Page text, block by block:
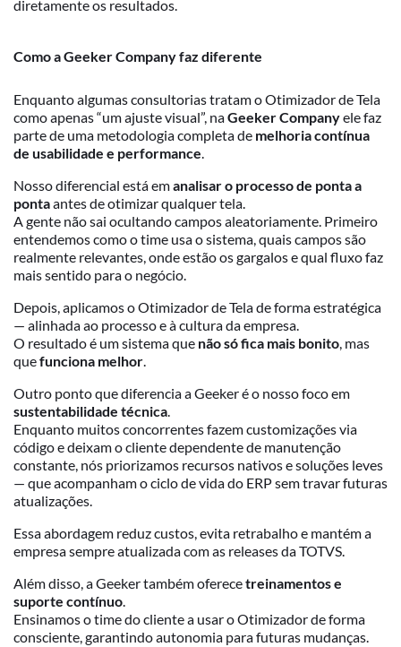
diretamente os resultados.
Como a Geeker Company faz diferente
Enquanto algumas consultorias tratam o Otimizador de Tela
como apenas “um ajuste visual”, naGeeker Companyele faz
parte de uma metodologia completa de melhoria contínua
de usabilidade e performance.
Nosso diferencial está emanalisar o processo de ponta a
pontaantes de otimizar qualquer tela.
A gente não sai ocultando campos aleatoriamente. Primeiro
entendemos como o time usa o sistema, quais campos são
realmente relevantes, onde estão os gargalos e qual fluxo faz
mais sentido para o negócio.
Depois, aplicamos o Otimizador de Tela de forma estratégica
— alinhada ao processo e à cultura da empresa.
O resultado é um sistema que não só fica mais bonito, mas
quefunciona melhor.
Outro ponto que diferencia a Geeker é o nosso foco em
sustentabilidade técnica.
Enquanto muitos concorrentes fazem customizações via
código e deixam o cliente dependente de manutenção
constante, nós priorizamos recursos nativos e soluções leves
— que acompanham o ciclo de vida do ERP sem travar futuras
atualizações.
Essa abordagem reduz custos, evita retrabalho e mantém a
empresa sempre atualizada com as releases da TOTVS.
Além disso, a Geeker também oferecetreinamentos e
suporte contínuo.
Ensinamos o time do cliente a usar o Otimizador de forma
consciente, garantindo autonomia para futuras mudanças.